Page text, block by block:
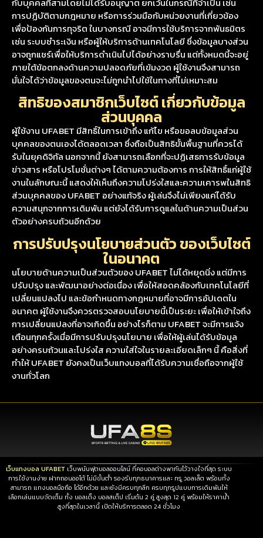
การปฏิบัติตามกฎหมาย หรือการร่วมมือกับหน่วยงานที่เกี่ยวข้อง
เพื่อป้องกันการทุจริตในบางกรณี อาจมีการใช้บริการจากพันธมิตร
เช่น ระบบชำระเงิน หรือผู้ให้บริการด้านเทคโนโลยี ซึ่งข้อมูลบางส่วน
อาจถูกแชร์เพื่อให้บริการดำเนินไปได้อย่างราบรื่น แต่ทั้งหมดนี้จะอยู่
ภายใต้ข้อตกลงด้านความปลอดภัยที่เข้มงวด ผู้ใช้งานจึงสามารถ
มั่นใจได้ว่าข้อมูลของตนจะไม่ถูกนำไปใช้ในทางที่ไม่เหมาะสม
สิทธิของสมาชิกเว็บไซต์ เกี่ยวกับข้อมูล
ส่วนบุคคล
ผู้ใช้งาน UFABET มีสิทธิ์ในการเข้าถึง แก้ไข หรือขอลบข้อมูลส่วน
บุคคลของตนเองได้ตลอดเวลา ซึ่งถือเป็นสิทธิขั้นพื้นฐานที่ควรได้
รับในยุคดิจิทัล นอกจากนี้ ยังสามารถเลือกที่จะปฏิเสธการรับข้อมูล
ข่าวสาร หรือโปรโมชั่นต่างๆ ได้ตามความต้องการการให้สิทธิ์แก่ผู้ใช้
งานในลักษณะนี้ แสดงให้เห็นถึงความโปร่งใสและความเคารพในสิทธิ
ส่วนบุคคลของ UFABET อย่างแท้จริง ผู้เล่นจึงไม่เพียงแค่ได้รับ
ความสนุกจากการเดิมพัน แต่ยังได้รับการดูแลในด้านความเป็นส่วน
ตัวอย่างครบถ้วนอีกด้วย
การปรับปรุงนโยบายส่วนตัว ของเว็บไซต์
ในอนาคต
นโยบายด้านความเป็นส่วนตัวของ UFABET ไม่ได้หยุดนิ่ง แต่มีการ
ปรับปรุง และพัฒนาอย่างต่อเนื่อง เพื่อให้สอดคล้องกับเทคโนโลยีที่
เปลี่ยนแปลงไป และข้อกำหนดทางกฎหมายที่อาจมีการอัปเดตใน
อนาคต ผู้ใช้งานจึงควรตรวจสอบนโยบายนี้เป็นระยะ เพื่อให้เข้าใจถึง
การเปลี่ยนแปลงที่อาจเกิดขึ้น อย่างไรก็ตาม UFABET จะมีการแจ้ง
เตือนทุกครั้งเมื่อมีการปรับปรุงนโยบาย เพื่อให้ผู้เล่นได้รับข้อมูล
อย่างครบถ้วนและโปร่งใส ความใส่ใจในรายละเอียดเล็กๆ นี้ คือสิ่งที่
ทำให้ UFABET ยังคงเป็นเว็บแทงบอลที่ได้รับความเชื่อถือจากผู้ใช้
งานทั่วโลก
เว็บแทงบอล UFABET เว็บพนันฟุตบอลออนไลน์ ที่คอบอลต่างพากันไว้วางใจที่สุด ระบบ
การใช้งานง่าย ฝากถอนออโต้ ไม่มีขั้นต่ำ รองรับทุกธนาคารและ ทรู วอลเล็ต พร้อมทั้ง
สามารถ แทงบอลมือถือ ได้อีกด้วย และยังมีครบทุกลีก ครบทุกรูปแบบการเดิมพันให้
เลือกเล่นแบบจัดเต็ม ทั้ง บอลเต็ง บอลสเต็ป เริ่มต้น 2 คู่ สูงสุด 12 คู่ พร้อมให้ราคาน้ำ
สูงที่สุดในเวลานี้ เปิดให้บริการตลอด 24 ชั่วโมง